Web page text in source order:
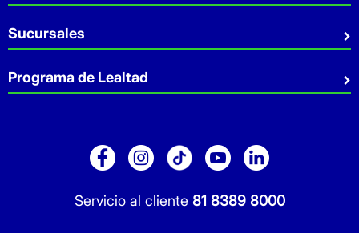
Servicio al cliente 81 8389 8000
Sostenibilidad
Aviso de privacidad
Preguntas Frecuentes
Contacto
Facturación
Sucursales
Sucursales
Servicio a Domicilio
Pago de Servicios
Programa de Lealtad
Folleto Promocional
Sitio Dermocosmética